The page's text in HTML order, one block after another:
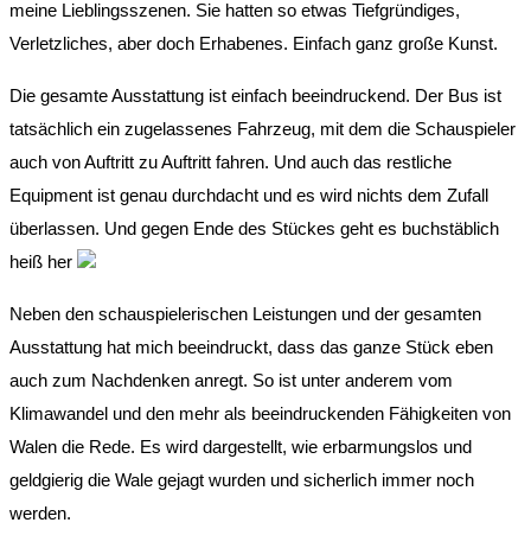
meine Lieblingsszenen. Sie hatten so etwas Tiefgründiges,
Verletzliches, aber doch Erhabenes. Einfach ganz große Kunst.
Die gesamte Ausstattung ist einfach beeindruckend. Der Bus ist
tatsächlich ein zugelassenes Fahrzeug, mit dem die Schauspieler
auch von Auftritt zu Auftritt fahren. Und auch das restliche
Equipment ist genau durchdacht und es wird nichts dem Zufall
überlassen. Und gegen Ende des Stückes geht es buchstäblich
heiß her
Neben den schauspielerischen Leistungen und der gesamten
Ausstattung hat mich beeindruckt, dass das ganze Stück eben
auch zum Nachdenken anregt. So ist unter anderem vom
Klimawandel und den mehr als beeindruckenden Fähigkeiten von
Walen die Rede. Es wird dargestellt, wie erbarmungslos und
geldgierig die Wale gejagt wurden und sicherlich immer noch
werden.